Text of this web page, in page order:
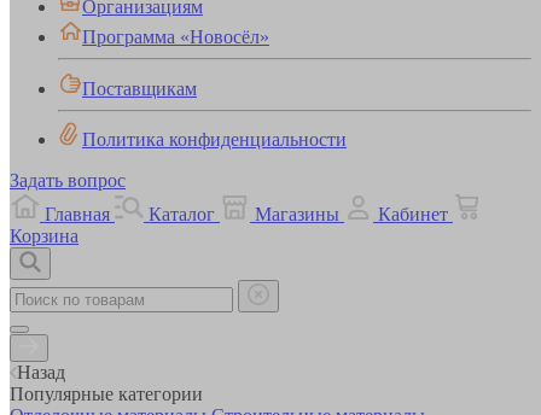
Организациям
Программа «Новосёл»
Поставщикам
Политика конфиденциальности
Задать вопрос
Главная
Каталог Магазины
Кабинет
Корзина
Назад
Популярные категории